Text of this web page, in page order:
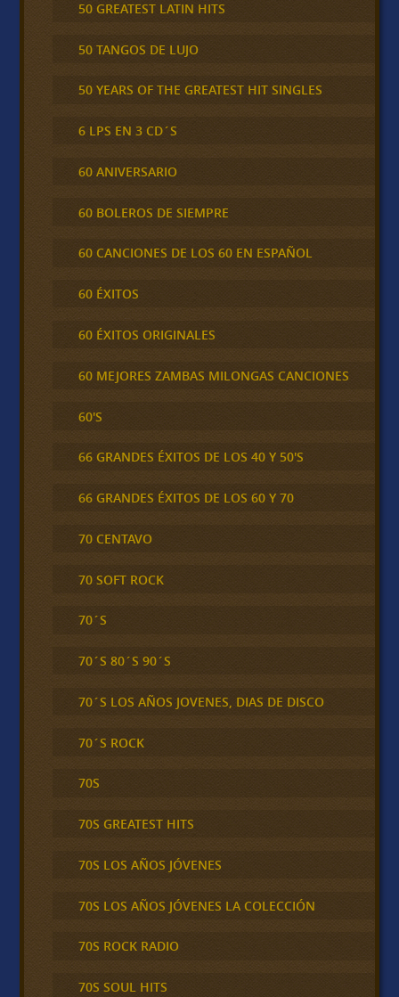
50 GREATEST LATIN HITS
50 TANGOS DE LUJO
50 YEARS OF THE GREATEST HIT SINGLES
6 LPS EN 3 CD´S
60 ANIVERSARIO
60 BOLEROS DE SIEMPRE
60 CANCIONES DE LOS 60 EN ESPAÑOL
60 ÉXITOS
60 ÉXITOS ORIGINALES
60 MEJORES ZAMBAS MILONGAS CANCIONES
60'S
66 GRANDES ÉXITOS DE LOS 40 Y 50'S
66 GRANDES ÉXITOS DE LOS 60 Y 70
70 CENTAVO
70 SOFT ROCK
70´S
70´S 80´S 90´S
70´S LOS AÑOS JOVENES, DIAS DE DISCO
70´S ROCK
70S
70S GREATEST HITS
70S LOS AÑOS JÓVENES
70S LOS AÑOS JÓVENES LA COLECCIÓN
70S ROCK RADIO
70S SOUL HITS